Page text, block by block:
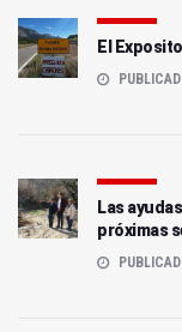
El
Las
próximas